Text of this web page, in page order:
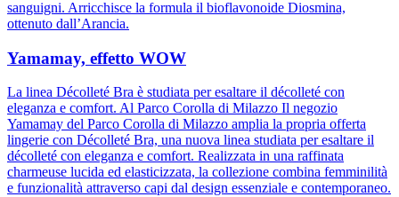
sanguigni. Arricchisce la formula il bioflavonoide Diosmina,
ottenuto dall’Arancia.
Yamamay, effetto WOW
La linea Décolleté Bra è studiata per esaltare il décolleté con
eleganza e comfort. Al Parco Corolla di Milazzo Il negozio
Yamamay del Parco Corolla di Milazzo amplia la propria offerta
lingerie con Décolleté Bra, una nuova linea studiata per esaltare il
décolleté con eleganza e comfort. Realizzata in una raffinata
charmeuse lucida ed elasticizzata, la collezione combina femminilità
e funzionalità attraverso capi dal design essenziale e contemporaneo.